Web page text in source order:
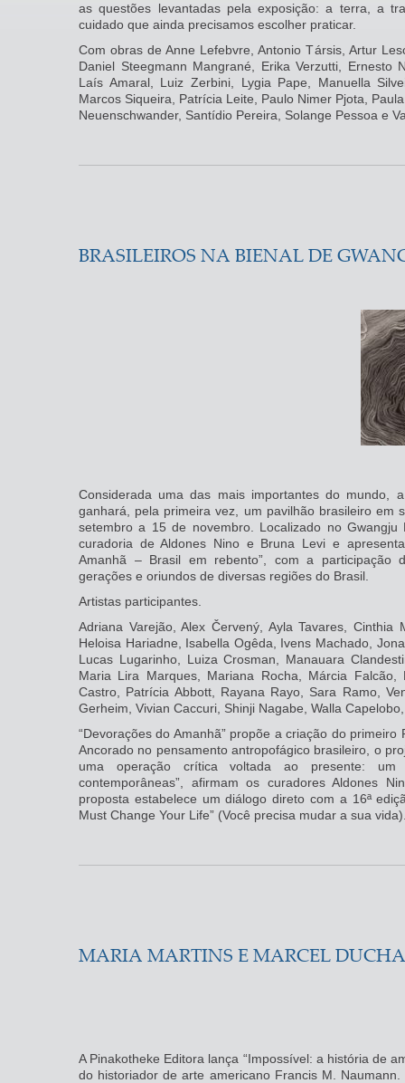
as questões levantadas pela exposição: a terra, a
cuidado que ainda precisamos escolher praticar.
Com obras de Anne Lefebvre, Antonio Társis, Artur
Daniel Steegmann Mangrané, Erika Verzutti, Ernesto
Laís Amaral, Luiz Zerbini, Lygia Pape, Manuella
Marcos Siqueira, Patrícia Leite, Paulo Nimer Pjota,
Neuenschwander, Santídio Pereira, Solange Pessoa e
BRASILEIROS NA BIENAL DE
Considerada uma das mais importantes do mundo,
ganhará, pela primeira vez, um pavilhão brasileiro em
setembro a 15 de novembro. Localizado no
curadoria de Aldones Nino e Bruna Levi e
Amanhã – Brasil em rebento”, com a participação
gerações e oriundos de diversas regiões do Brasil.
Artistas participantes.
Adriana Varejão, Alex Červený, Ayla Tavares,
Heloisa Hariadne, Isabella Ogêda, Ivens Machado,
Lucas Lugarinho, Luiza Crosman, Manauara
Maria Lira Marques, Mariana Rocha, Márcia
Castro, Patrícia Abbott, Rayana Rayo, Sara Ramo,
Gerheim, Vivian Caccuri, Shinji Nagabe, Walla
“Devorações do Amanhã” propõe a criação do
Ancorado no pensamento antropofágico brasileiro, o
uma operação crítica voltada ao presente:
contemporâneas”, afirmam os curadores Aldones
proposta estabelece um diálogo direto com a 16ª
Must Change Your Life” (Você precisa mudar a sua
MARIA MARTINS E MARCEL
A Pinakotheke Editora lança “Impossível: a história de
do historiador de arte americano Francis M.